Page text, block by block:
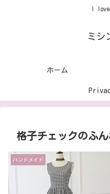
I love
ミシ
ホーム
格子チェックのふ
ハンドメイド